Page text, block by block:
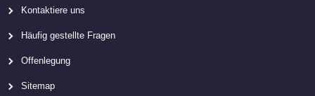
Kontaktiere uns
Häufig gestellte Fragen
Offenlegung
Sitemap